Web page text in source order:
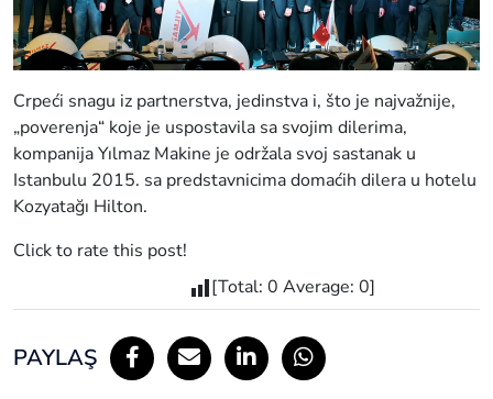
Crpeći snagu iz partnerstva, jedinstva i, što je najvažnije,
„poverenja“ koje je uspostavila sa svojim dilerima,
kompanija Yılmaz Makine je održala svoj sastanak u
Istanbulu 2015. sa predstavnicima domaćih dilera u hotelu
Kozyatağı Hilton.
Click to rate this post!
[Total: 0 Average: 0]
PAYLAŞ